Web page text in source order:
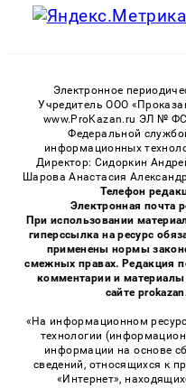
Электронное
Учредитель ООО
www.ProKazan.ru ЭЛ №
Федеральной
информационных
Директор: Сидоркин
Шарова Анастасия
Телефон
Электронная почта
При использовании
гиперссылка на ресурс
применены нормы
смежных правах. Редакция
комментарии и
сайте
«На информационном
технологии
информации на основе
сведений, относящихся к
«Интернет»,